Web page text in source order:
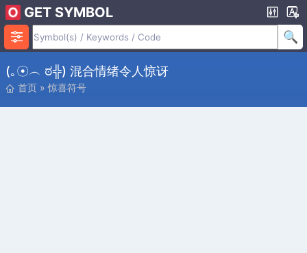
GET SYMBOL
(｡☉︵ ಠ╬) 混合情绪令人惊讶
首页 »惊喜符号